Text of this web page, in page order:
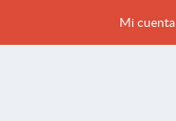
Mi cuenta